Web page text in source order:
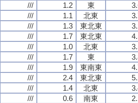
/// 1.2 東
/// 1.1 北東
/// 1.3 東北東
/// 1.7 東北東
/// 1.0 北東
/// 1.7 東
/// 1.9 東南東
/// 2.4 東北東
/// 1.4 北東
/// 0.6 南東